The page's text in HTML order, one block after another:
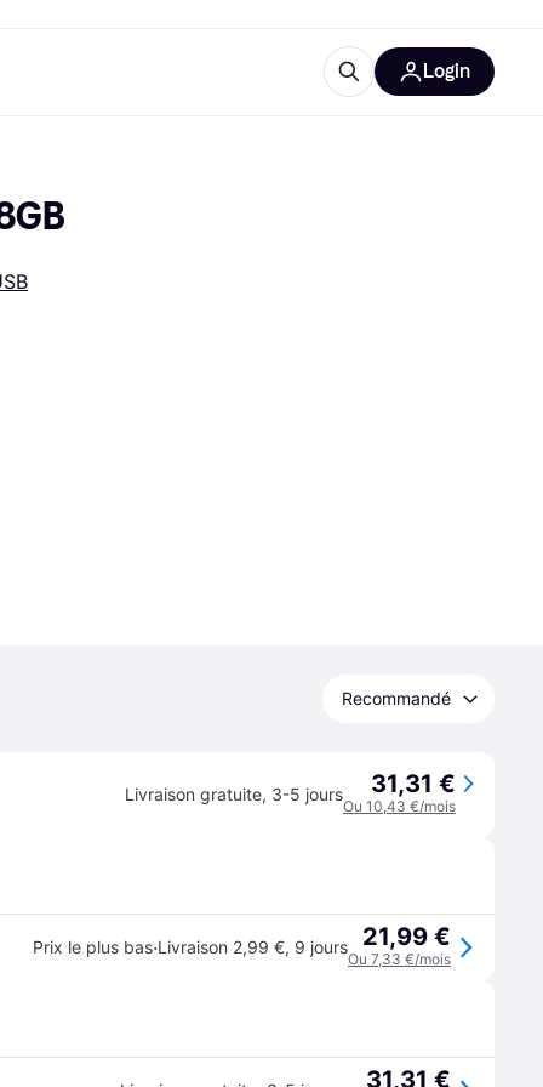
Login
Recommandé
Livraison gratuite, 3-5 jours 31,31 €
Ou 10,43 €/mois
Prix le plus bas·Livraison 2,99 €, 9 jours 21,99 €
Ou 7,33 €/mois
31,31 €